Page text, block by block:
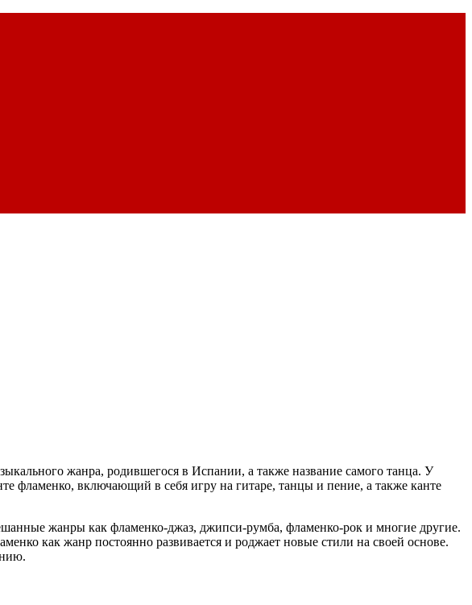
жанра, родившегося в Испании, а также название самого танца. У
фламенко, включающий в себя игру на гитаре, танцы и пение, а также канте
жанры как фламенко-джаз, джипси-румба, фламенко-рок и многие другие.
как жанр постоянно развивается и роджает новые стили на своей основе.